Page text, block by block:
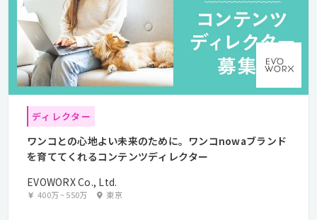
ディレクター
ワンコとの心地よい未来のために。ワンコnowaブランド
を育ててくれるコンテンツディレクター
EVOWORX Co., Ltd.
400万~550万 東京